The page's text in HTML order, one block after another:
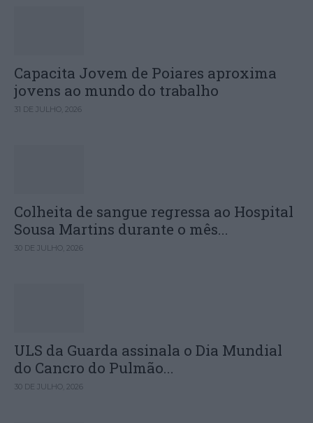
Capacita Jovem de Poiares aproxima
jovens ao mundo do trabalho
31 DE JULHO, 2026
Colheita de sangue regressa ao Hospital
Sousa Martins durante o mês...
30 DE JULHO, 2026
ULS da Guarda assinala o Dia Mundial
do Cancro do Pulmão...
30 DE JULHO, 2026